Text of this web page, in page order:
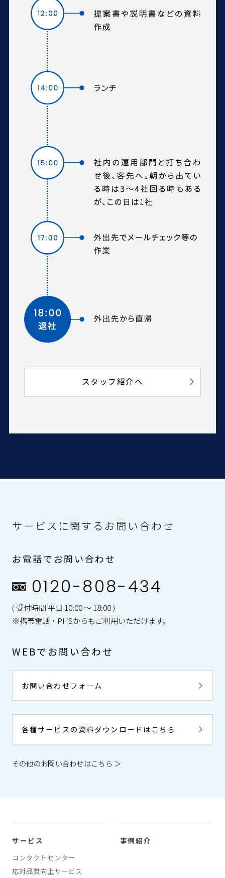
スタッフ紹介へ
サービスに関するお問い合わせ
お電話でお問い合わせ
0120-808-434
( 受付時間 平日 10:00 〜 18:00 )
※携帯電話・PHSからもご利用いただけます。
WEBでお問い合わせ
お問い合わせフォーム
各種サービスの資料ダウンロードはこちら
その他のお問い合わせはこちら ＞
サービス
コンタクトセンター
応対品質向上サービス
事例紹介